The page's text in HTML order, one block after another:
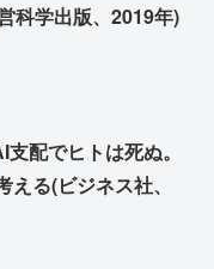
科学出版、2019年)
配でヒトは死ぬ。
る(ビジネス社、